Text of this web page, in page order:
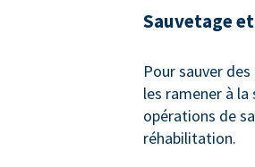
Sauvetage
Pour sauver
les ramener à
opérations de
réhabilitation.